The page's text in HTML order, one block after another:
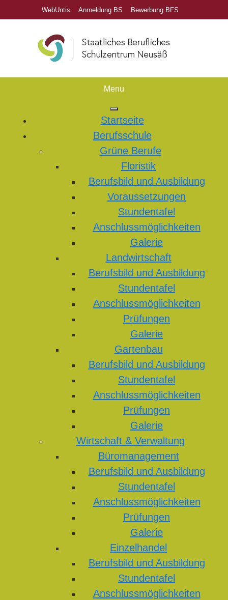
WebUntis Anmeldung BS Bewerbung BFS
Menu
Startseite
Berufsschule
Grüne Berufe
Floristik
Berufsbild und Ausbildung
Voraussetzungen
Stundentafel
Anschlussmöglichkeiten
Galerie
Landwirtschaft
Berufsbild und Ausbildung
Stundentafel
Anschlussmöglichkeiten
Prüfungen
Galerie
Gartenbau
Berufsbild und Ausbildung
Stundentafel
Anschlussmöglichkeiten
Prüfungen
Galerie
Wirtschaft & Verwaltung
Büromanagement
Berufsbild und Ausbildung
Stundentafel
Anschlussmöglichkeiten
Prüfungen
Galerie
Einzelhandel
Berufsbild und Ausbildung
Stundentafel
Anschlussmöglichkeiten